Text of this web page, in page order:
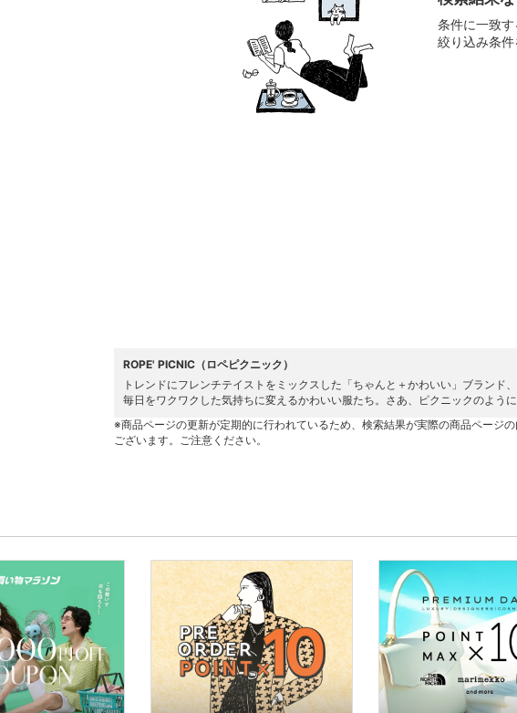
器具
・セット
・キッチ
活雑貨
オーディ
条件に一致
絞り込み条
ROPE' PICNIC（ロペピクニック）
トレンドにフレンチテイストをミックスした「ちゃんと＋かわいい」ブランド
毎日をワクワクした気持ちに変えるかわいい服たち。さあ、ピクニックのように
※商品ページの更新が定期的に行われているため、検索結果が実際の商品ページ
ございます。ご注意ください。